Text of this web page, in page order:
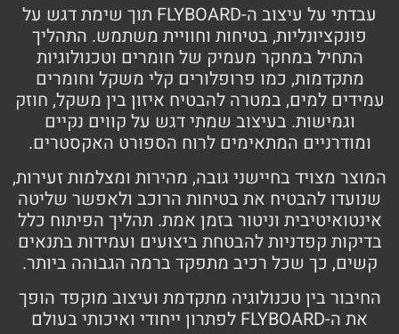
עבדתי על עיצוב ה-FLYBOARD תוך שימת דגש על
פונקציונליות, בטיחות וחוויית משתמש. התהליך
התחיל במחקר מעמיק של חומרים וטכנולוגיות
מתקדמות, כמו פרופלורים קלי משקל וחומרים
עמידים למים, במטרה להבטיח איזון בין משקל, חוזק
וגמישות. בעיצוב שמתי דגש על קווים נקיים
ומודרניים המתאימים לרוח הספורט האקסטרים.
המוצר מצויד בחיישני גובה, מהירות ומצלמות זעירות,
שנועדו להבטיח את בטיחות הרוכב ולאפשר שליטה
אינטואיטיבית וניטור בזמן אמת. תהליך הפיתוח כלל
בדיקות קפדניות להבטחת ביצועים ועמידות בתנאים
קשים, כך שכל רכיב מתפקד ברמה הגבוהה ביותר.
החיבור בין טכנולוגיה מתקדמת ועיצוב מוקפד הופך
את ה-FLYBOARD לפתרון ייחודי ואיכותי בעולם